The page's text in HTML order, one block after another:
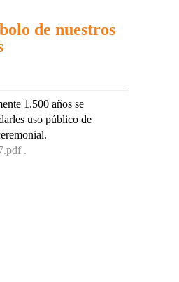
de nuestros
1.500 años se
uso público de
.